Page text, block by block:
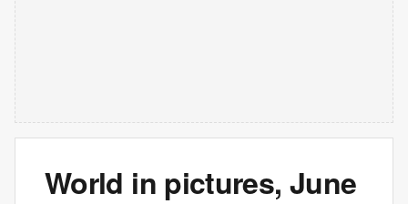
World in pictures, June